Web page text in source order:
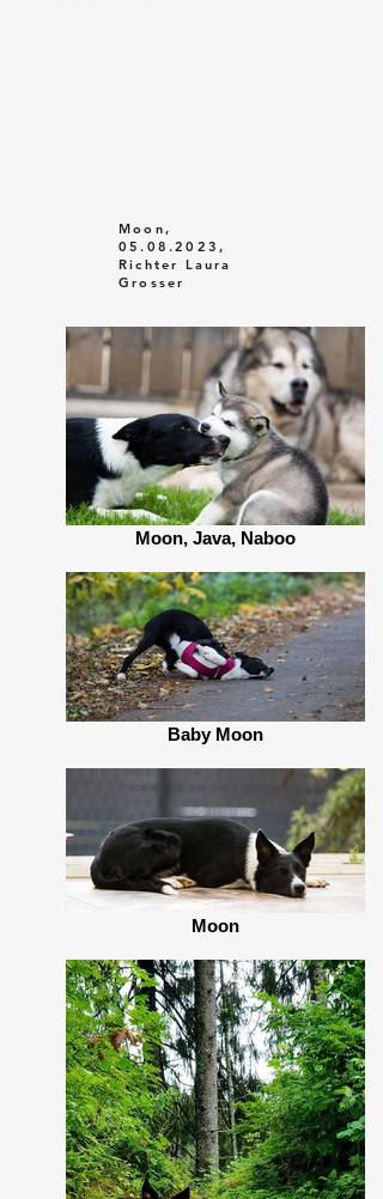
Moon,
05.08.2023 ,
Richter Laura
Grosser
Moon, Java, Naboo
Baby Moon
Moon